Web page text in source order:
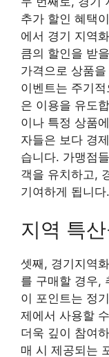
추가 할인 혜택
에서 경기 지역
큼의 할인을 받
가격으로 상품
이벤트는 주기
은 이용을 유도
이나 특정 상품
자들은 보다 경
습니다. 가맹점
객을 유치하고,
기여하게 됩니다.
지역 특
셋째, 경기지역
를 구매할 경우,
이 포인트는 정
제에서 사용할
더욱 깊이 참여
매 시 제공되는